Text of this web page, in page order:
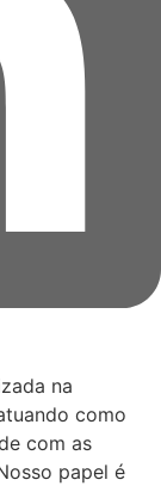
na
como
com as
papel é